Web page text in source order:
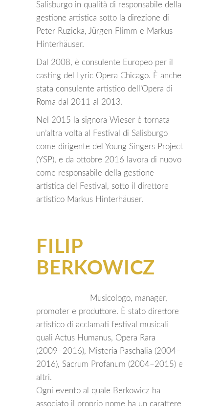
Salisburgo in qualità di responsabile della
gestione artistica sotto la direzione di
Peter Ruzicka, Jürgen Flimm e Markus
Hinterhäuser.
Dal 2008, è consulente Europeo per il
casting del Lyric Opera Chicago. È anche
stata consulente artistico dell’Opera di
Roma dal 2011 al 2013.
Nel 2015 la signora Wieser è tornata
un’altra volta al Festival di Salisburgo
come dirigente del Young Singers Project
(YSP), e da ottobre 2016 lavora di nuovo
come responsabile della gestione
artistica del Festival, sotto il direttore
artistico Markus Hinterhäuser.
FILIP
BERKOWICZ
Musicologo, manager,
promoter e produttore. È stato direttore
artistico di acclamati festival musicali
quali Actus Humanus, Opera Rara
(2009–2016), Misteria Paschalia (2004–
2016), Sacrum Profanum (2004–2015) e
altri.
Ogni evento al quale Berkowicz ha
associato il proprio nome ha un carattere